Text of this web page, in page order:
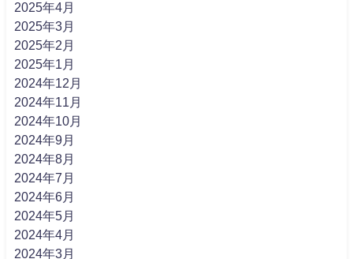
2025年4月
2025年3月
2025年2月
2025年1月
2024年12月
2024年11月
2024年10月
2024年9月
2024年8月
2024年7月
2024年6月
2024年5月
2024年4月
2024年3月